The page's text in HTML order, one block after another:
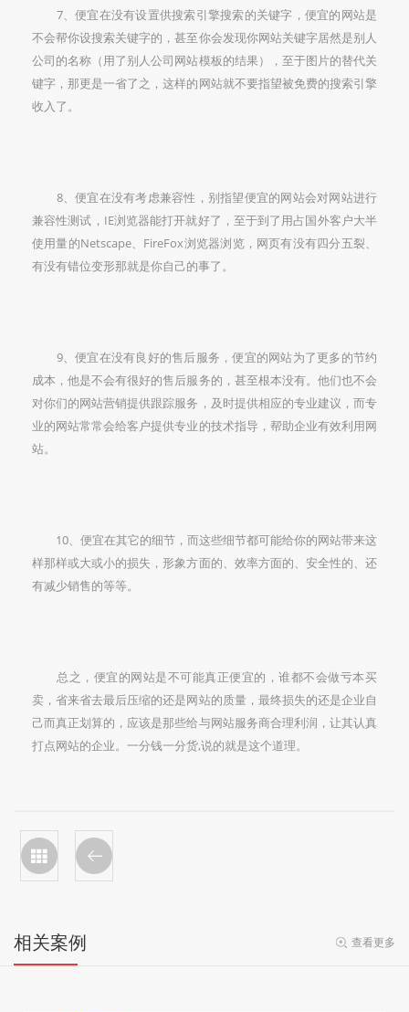
7、便宜在没有设置供搜索引擎搜索的关键字，便宜的网站是
不会帮你设搜索关键字的，甚至你会发现你网站关键字居然是别人
公司的名称（用了别人公司网站模板的结果），至于图片的替代关
键字，那更是一省了之，这样的网站就不要指望被免费的搜索引擎
收入了。
8、便宜在没有考虑兼容性，别指望便宜的网站会对网站进行
兼容性测试，IE浏览器能打开就好了，至于到了用占国外客户大半
使用量的Netscape、FireFox浏览器浏览，网页有没有四分五裂、
有没有错位变形那就是你自己的事了。
9、便宜在没有良好的售后服务，便宜的网站为了更多的节约
成本，他是不会有很好的售后服务的，甚至根本没有。他们也不会
对你们的网站营销提供跟踪服务，及时提供相应的专业建议，而专
业的网站常常会给客户提供专业的技术指导，帮助企业有效利用网
站。
10、便宜在其它的细节，而这些细节都可能给你的网站带来这
样那样或大或小的损失，形象方面的、效率方面的、安全性的、还
有减少销售的等等。
总之，便宜的网站是不可能真正便宜的，谁都不会做亏本买
卖，省来省去最后压缩的还是网站的质量，最终损失的还是企业自
己而真正划算的，应该是那些给与网站服务商合理利润，让其认真
打点网站的企业。一分钱一分货,说的就是这个道理。
相关案例 查看更多